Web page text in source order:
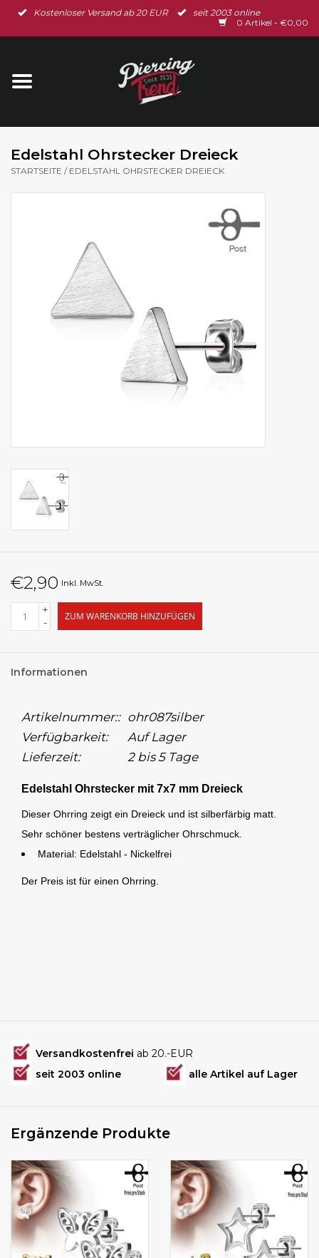
Kostenloser Versand ab 20 EUR
seit 2003 online
0 Artikel - €0,00
Startseite
Ohrschmuck
Edelstahl Ohrstecker Dreieck
STARTSEITE / EDELSTAHL OHRSTECKER DREIECK
€2,90 Inkl. MwSt.
+
-
ZUM WARENKORB HINZUFÜGEN
Informationen
Artikelnummer:: ohr087silber
Verfügbarkeit:
Auf Lager
Lieferzeit:
2 bis 5 Tage
Edelstahl Ohrstecker mit 7x7 mm Dreieck
Dieser Ohrring zeigt ein Dreieck und ist silberfärbig matt.
Sehr schöner bestens verträglicher Ohrschmuck.
Material: Edelstahl - Nickelfrei
Der Preis ist für einen Ohrring.
Versandkostenfrei ab 20.-EUR
seit 2003 online
alle Artikel auf Lager
Ergänzende Produkte